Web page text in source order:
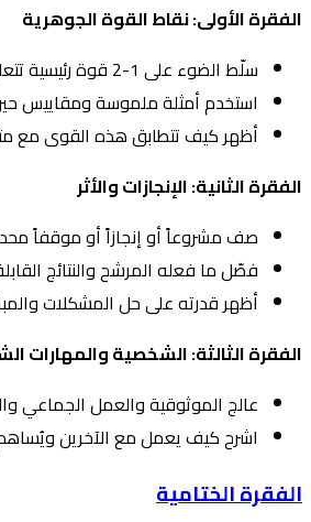
الفقرة الأولى: نقاط القوة الجوهرية
سلّط الضوء على 1-2 قوة رئيسية تتعلق بالفرصة
استخدم أمثلة ملموسة ومقاييس
أظهر كيف تتطابق هذه القوى مع
الفقرة الثانية: الإنجازات والأثر
صف مشروعاً أو إنجازاً أو موقفاً
فصّل ما فعله المرشح والنتائج
أظهر قدرته على حل المشكلات
الفقرة الثالثة: الشخصية والمهارات
عالج الموثوقية والعمل الجماعي
اشرح كيف يعمل مع الآخرين
الفقرة الختامية